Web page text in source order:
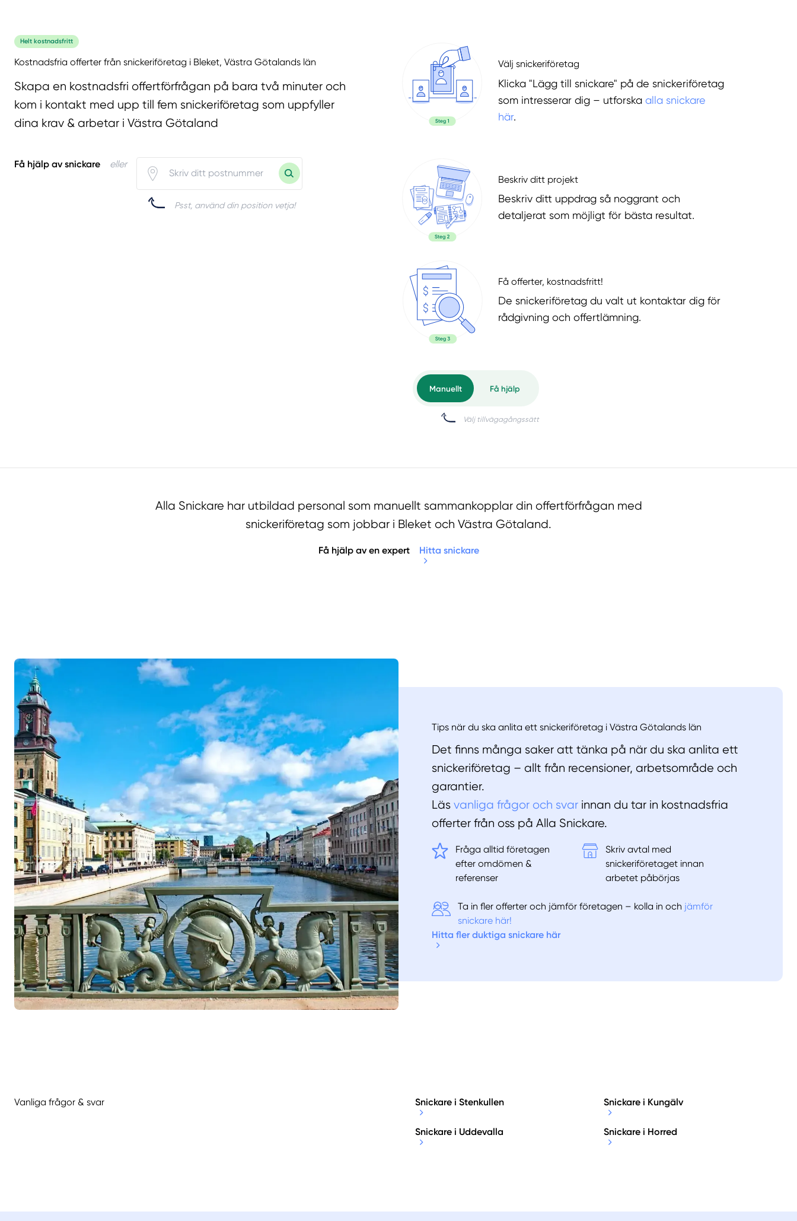
Helt kostnadsfritt
Kostnadsfria offerter från snickeriföretag i Bleket, Västra Götalands län
Skapa en kostnadsfri offertförfrågan på bara två minuter och
kom i kontakt med upp till fem snickeriföretag som uppfyller
dina krav & arbetar i Västra Götaland
Få hjälp av snickare eller
Psst, använd din position vetja!
Välj snickeriföretag
Klicka "Lägg till snickare" på de snickeriföretag
som intresserar dig – utforska alla snickare
här.
Beskriv ditt projekt
Beskriv ditt uppdrag så noggrant och
detaljerat som möjligt för bästa resultat.
Få offerter, kostnadsfritt!
De snickeriföretag du valt ut kontaktar dig för
rådgivning och offertlämning.
Alla Snickare har utbildad personal som manuellt sammankopplar din offertförfrågan med
snickeriföretag som jobbar i Bleket och Västra Götaland.
Få hjälp av en expert Hitta snickare
Tips när du ska anlita ett snickeriföretag i Västra Götalands län
Det finns många saker att tänka på när du ska anlita ett
snickeriföretag – allt från recensioner, arbetsområde och
garantier.
Läs vanliga frågor och svar innan du tar in kostnadsfria
offerter från oss på Alla Snickare.
Fråga alltid företagen
efter omdömen &
referenser
Skriv avtal med
snickeriföretaget innan
arbetet påbörjas
Ta in fler offerter och jämför företagen – kolla in och jämför
snickare här!
Hitta fler duktiga snickare här
Vanliga frågor & svar Snickare i Stenkullen Snickare i Kungälv
Snickare i Uddevalla Snickare i Horred